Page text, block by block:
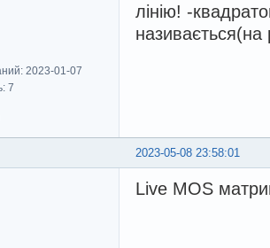
2023-01-07
7
лінію! -
2023-05-08 23:58:01
Live MOS